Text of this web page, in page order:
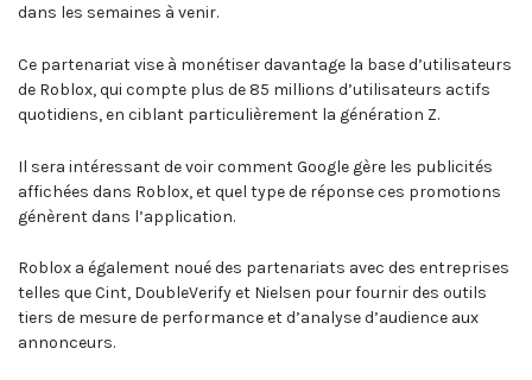
dans les semaines à venir.
Ce partenariat vise à monétiser davantage la base d’utilisateurs
de Roblox, qui compte plus de 85 millions d’utilisateurs actifs
quotidiens, en ciblant particulièrement la génération Z.
Il sera intéressant de voir comment Google gère les publicités
affichées dans Roblox, et quel type de réponse ces promotions
génèrent dans l’application.
Roblox a également noué des partenariats avec des entreprises
telles que Cint, DoubleVerify et Nielsen pour fournir des outils
tiers de mesure de performance et d’analyse d’audience aux
annonceurs.